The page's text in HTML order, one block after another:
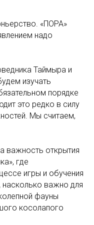
«ПОРА»
надо
Таймыра и
изучать
порядке
это редко в силу
Мы считаем,
важность открытия
где
игры и обучения
насколько важно для
фауны
косолапого